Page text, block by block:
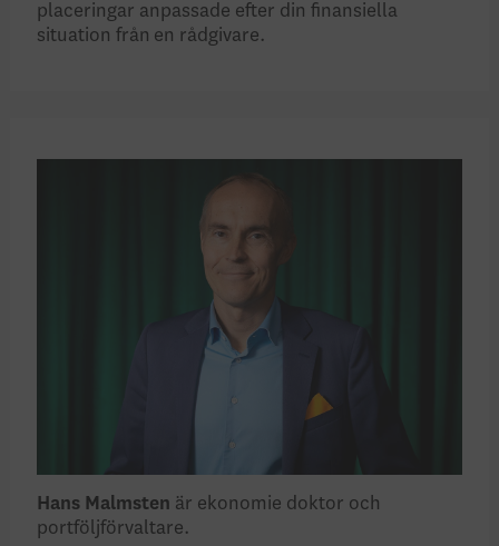
placeringar anpassade efter din finansiella
situation från en rådgivare.
Hans Malmsten är ekonomie doktor och
portföljförvaltare.